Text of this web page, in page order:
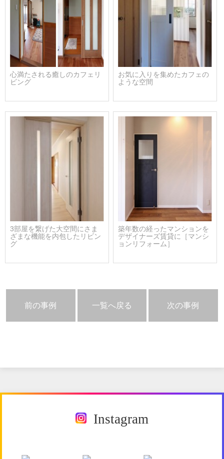
心満たされる癒しのカフェリ
ビング
お気に入りを集めたカフェの
ような空間
3部屋を繋げた大空間にさま
ざまな機能を内包したリビン
グ
築年数の経ったマンションを
デザイナーズ賃貸に［マンシ
ョンリフォーム］
前の事例 一覧へ戻る 次の事例
Instagram